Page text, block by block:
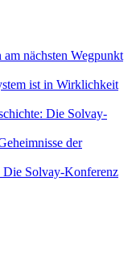
am nächsten Wegpunkt
ist in Wirklichkeit
Die Solvay-
der
Die Solvay-Konferenz